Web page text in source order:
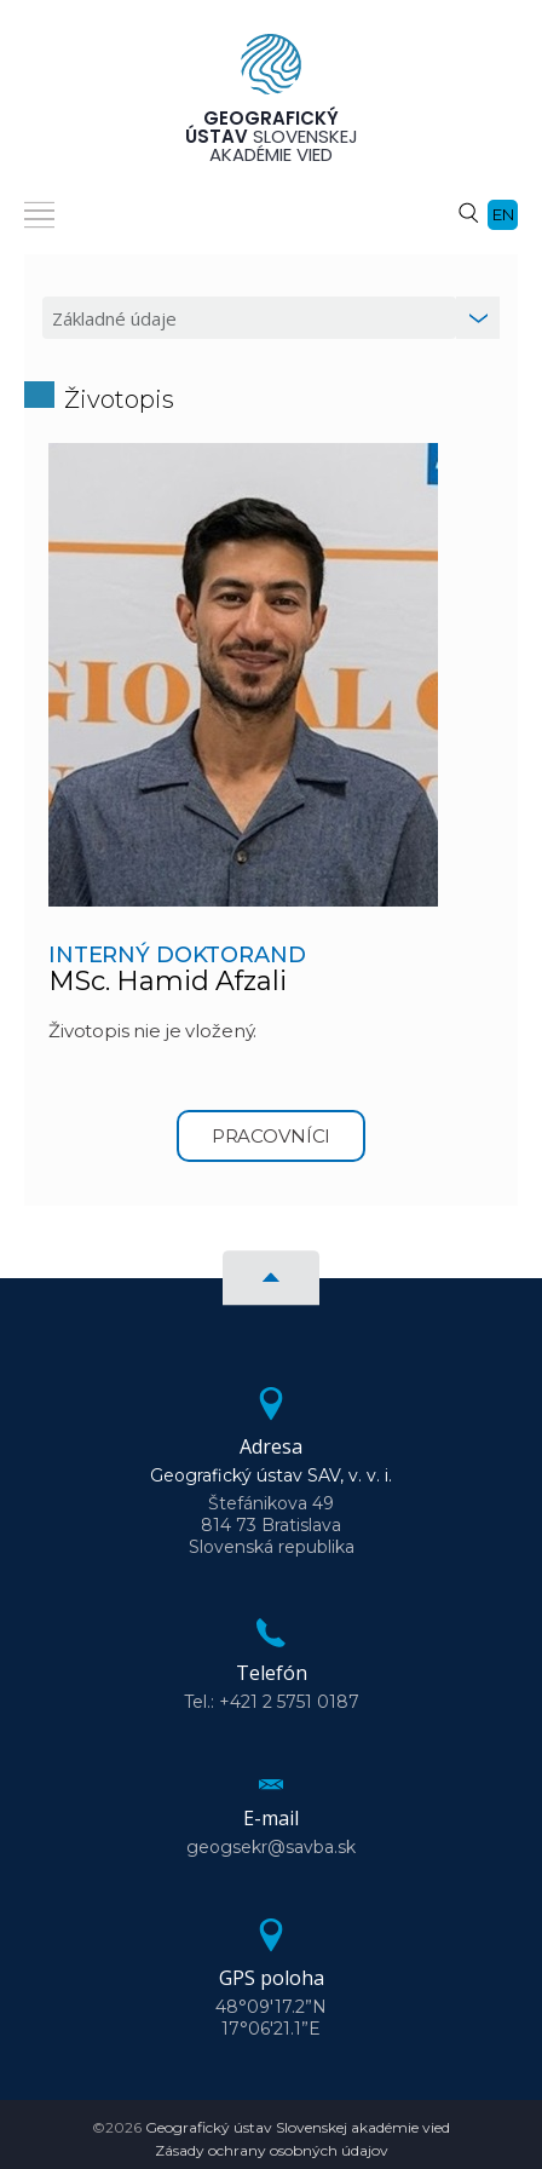
GEOGRAFICKÝ
ÚSTAVSLOVENSKEJ
AKADÉMIE VIED
EN
Životopis
INTERNÝ DOKTORAND
MSc. Hamid Afzali
Životopis nie je vložený.
PRACOVNÍCI
Adresa
Geografický ústav SAV, v. v. i.
Štefánikova 49
814 73 Bratislava
Slovenská republika
Telefón
Tel.: +421 2 5751 0187
E-mail
geogsekr@savba.sk
GPS poloha
48°09'17.2”N
17°06'21.1”E
©2026 Geografický ústav Slovenskej akadémie vied
Zásady ochrany osobných údajov